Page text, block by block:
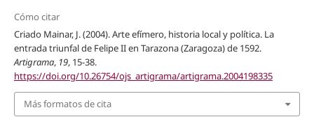
Cómo citar
Criado Mainar, J. (2004). Arte efímero, historia local y política. La
entrada triunfal de Felipe II en Tarazona (Zaragoza) de 1592.
Artigrama, 19, 15-38.
https://doi.org/10.26754/ojs_artigrama/artigrama.2004198335
Más formatos de cita